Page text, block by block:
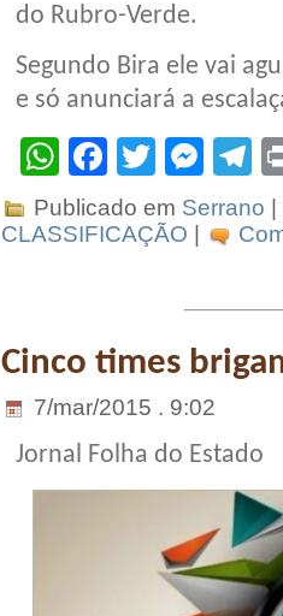
do Rubro-Verde.
Segundo Bira ele vai
e só anunciará a
WhatsApp
Facebook
Twitter
Publicado em Serrano |
CLASSIFICAÇÃO
Cinco times
7/mar/2015 . 9:02
Jornal Folha do Estado